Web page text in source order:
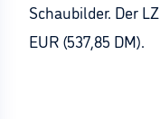
Schaubilder. Der
EUR (537,85 DM).